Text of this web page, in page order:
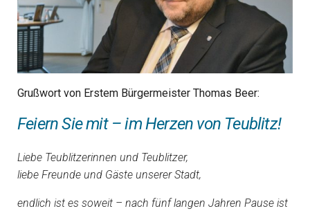
Grußwort von Erstem Bürgermeister Thomas Beer:
Feiern Sie mit – im Herzen von Teublitz!
Liebe Teublitzerinnen und Teublitzer,
liebe Freunde und Gäste unserer Stadt,
endlich ist es soweit – nach fünf langen Jahren Pause ist